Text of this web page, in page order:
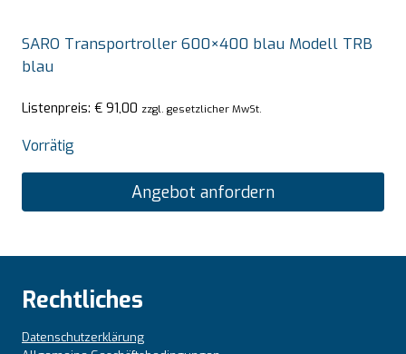
SARO Transportroller 600×400 blau Modell TRB
blau
Listenpreis: € 91,00 zzgl. gesetzlicher MwSt.
Vorrätig
Angebot anfordern
Rechtliches
Datenschutzerklärung